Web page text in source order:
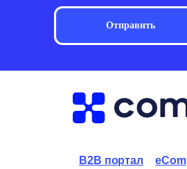
Отправить
B2B портал eCom